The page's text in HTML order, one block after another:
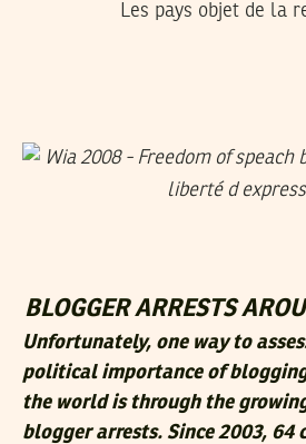
Les pays objet de la
BLOGGER ARRESTS
Unfortunately, one way to
political importance of
the world is through the
blogger arrests. Since 2003, 64